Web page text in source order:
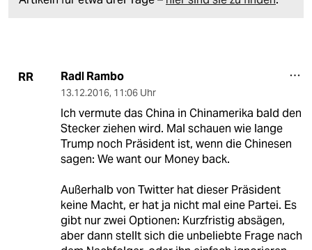
RR Radl Rambo
13.12.2016, 11:06 Uhr
Ich vermute das China in Chinamerika bald den
Stecker ziehen wird. Mal schauen wie lange
Trump noch Präsident ist, wenn die Chinesen
sagen: We want our Money back.
Außerhalb von Twitter hat dieser Präsident
keine Macht, er hat ja nicht mal eine Partei. Es
gibt nur zwei Optionen: Kurzfristig absägen,
aber dann stellt sich die unbeliebte Frage nach